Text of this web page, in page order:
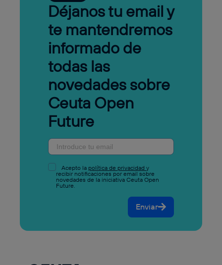
Déjanos tu email y
te mantendremos
informado de
todas las
novedades sobre
Ceuta Open
Future
Acepto la política de privacidad y
recibir notificaciones por email sobre
novedades de la iniciativa Ceuta Open
Future.
Enviar